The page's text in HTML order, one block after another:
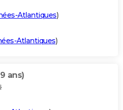
Atlantiques)
Atlantiques)
ans)